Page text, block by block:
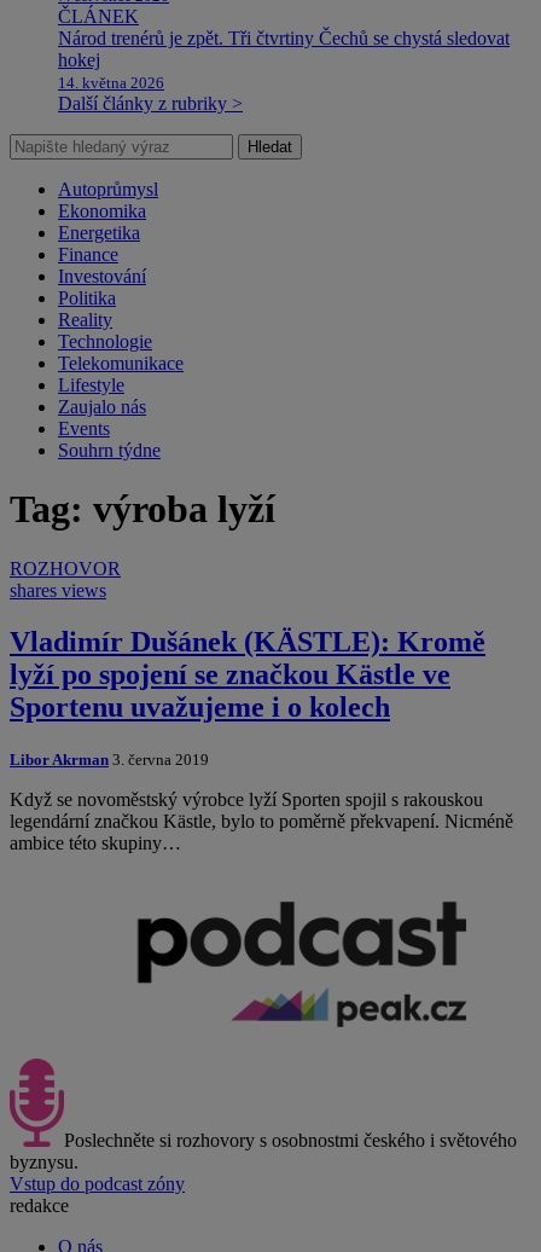
ČLÁNEK
Národ trenérů je zpět. Tři čtvrtiny Čechů se chystá sledovat
hokej
14. května 2026
Další články z rubriky >
Hledat
Autoprůmysl
Ekonomika
Energetika
Finance
Investování
Politika
Reality
Technologie
Telekomunikace
Lifestyle
Zaujalo nás
Events
Souhrn týdne
Tag: výroba lyží
ROZHOVOR
shares views
Vladimír Dušánek (KÄSTLE): Kromě
lyží po spojení se značkou Kästle ve
Sportenu uvažujeme i o kolech
Libor Akrman 3. června 2019
Když se novoměstský výrobce lyží Sporten spojil s rakouskou
legendární značkou Kästle, bylo to poměrně překvapení. Nicméně
ambice této skupiny…
Poslechněte si rozhovory s osobnostmi českého i světového
byznysu.
Vstup do podcast zóny
redakce
O nás